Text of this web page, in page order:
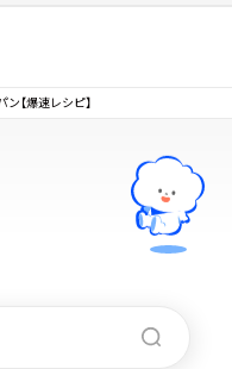
【爆速レシピ】